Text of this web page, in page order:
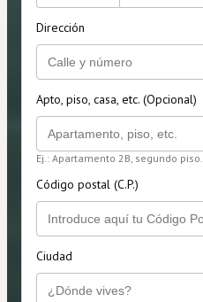
Dirección
Apto, piso, casa, etc. (Opcional)
Ej.: Apartamento 2B, segundo piso.
Código postal (C.P.)
Ciudad